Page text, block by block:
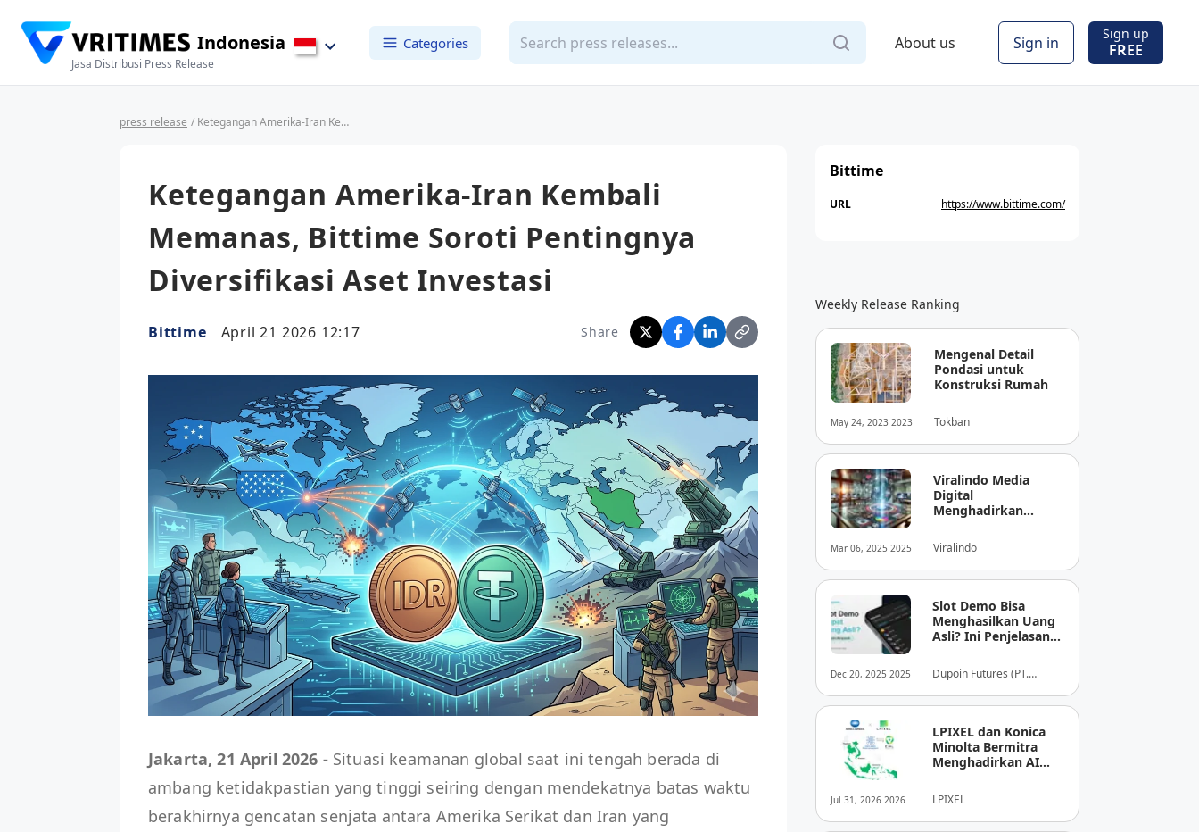
Indonesia
Jasa Distribusi Press Release
Categories About us Sign in Sign up
FREE
press release / Ketegangan Amerika-Iran Kembali Memanas, Bittime Soroti Pentingnya Diversifikasi Aset Investasi
Ketegangan Amerika-Iran Kembali
Memanas, Bittime Soroti Pentingnya
Diversifikasi Aset Investasi
Bittime April 21 2026 12:17 Share
Jakarta, 21 April 2026 - Situasi keamanan global saat ini tengah berada di
ambang ketidakpastian yang tinggi seiring dengan mendekatnya batas waktu
berakhirnya gencatan senjata antara Amerika Serikat dan Iran yang
Bittime
URL https://www.bittime.com/
Weekly Release Ranking
May 24, 2023 2023
Mengenal Detail
Pondasi untuk
Konstruksi Rumah
Tokban
Mar 06, 2025 2025
Viralindo Media
Digital
Menghadirkan
Dunia Media Digital
Indonesia
Viralindo
Dec 20, 2025 2025
Slot Demo Bisa
Menghasilkan Uang
Asli? Ini Penjelasan
Dupoin Futures (PT.
Jul 31, 2026 2026
LPIXEL dan Konica
Minolta Bermitra
Menghadirkan AI
Diagnosis Berbasis
Pencitraan Medis
“EIRL” di ASEAN
LPIXEL